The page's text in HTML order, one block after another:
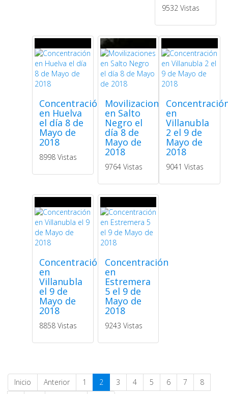
9532 Vistas
Concentración
en Huelva
el día 8 de
Mayo de
2018
8998 Vistas
Movilizaciones
en Salto
Negro el
día 8 de
Mayo de
2018
9764 Vistas
en
Villanubla
2 el 9 de
Mayo de
2018
9041 Vistas
Concentración
en
Villanubla
el 9 de
Mayo de
2018
8858 Vistas
Concentración
en
Estremera
5 el 9 de
Mayo de
2018
9243 Vistas
Inicio Anterior 1 2 3 4 5 6 7
8